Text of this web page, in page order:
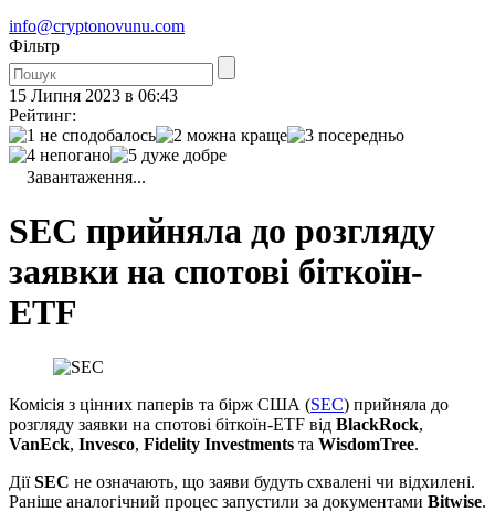
info@cryptonovunu.com
Фiльтр
15 Липня 2023 в 06:43
Рейтинг:
Завантаження...
SEC прийняла до розгляду
заявки на спотові біткоїн-
ETF
Комісія з цінних паперів та бірж США (SEC) прийняла до
розгляду заявки на спотові біткоїн-ETF від BlackRock,
VanEck, Invesco, Fidelity Investments та WisdomTree.
ДіїSEC не означають, що заяви будуть схвалені чи відхилені.
Раніше аналогічний процес запустили за документами Bitwise.